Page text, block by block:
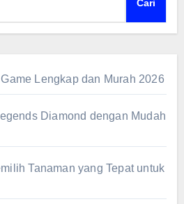
Cari
Lengkap dan Murah 2026
Diamond dengan Mudah
Tanaman yang Tepat untuk